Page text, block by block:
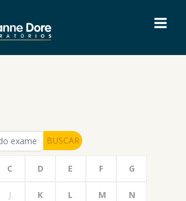
BUSCAR
C D E F G
J K L M N